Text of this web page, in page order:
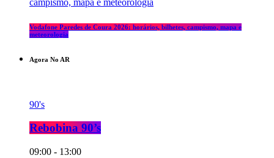
Vodafone Paredes de Coura 2026: horários, bilhetes, campismo, mapa e
meteorologia
Agora No AR
90's
Rebobina 90’s
09:00 - 13:00